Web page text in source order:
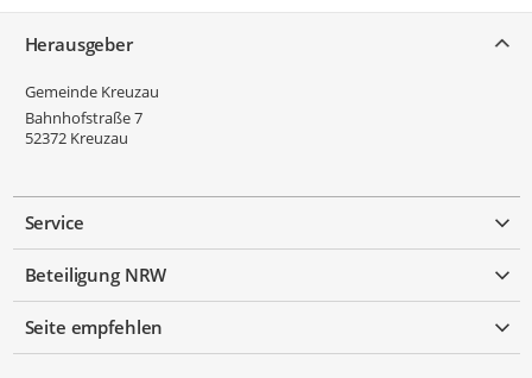
Herausgeber
Gemeinde Kreuzau
Bahnhofstraße 7
52372 Kreuzau
Service
Beteiligung NRW
Seite empfehlen